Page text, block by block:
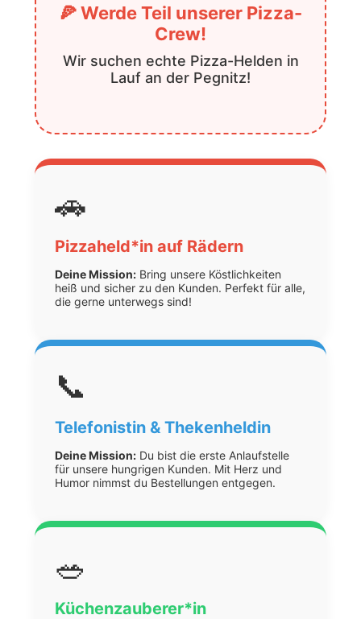
🍕 Werde Teil unserer Pizza-
Crew!
Wir suchen echte Pizza-Helden in
Lauf an der Pegnitz!
🚗
Pizzaheld*in auf Rädern
Deine Mission: Bring unsere Köstlichkeiten
heiß und sicher zu den Kunden. Perfekt für alle,
die gerne unterwegs sind!
📞
Telefonistin & Thekenheldin
Deine Mission: Du bist die erste Anlaufstelle
für unsere hungrigen Kunden. Mit Herz und
Humor nimmst du Bestellungen entgegen.
🥗
Küchenzauberer*in